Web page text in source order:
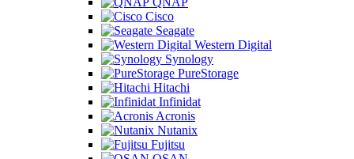
Cisco
Seagate
Western Digital
Synology
PureStorage
Hitachi
Infinidat
Acronis
Nutanix
Fujitsu